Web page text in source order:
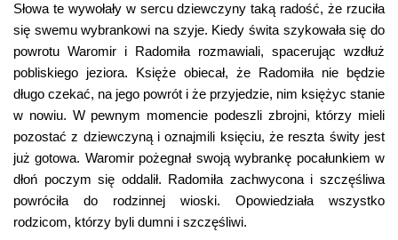
Słowa te wywołały w sercu dziewczyny taką radość, że rzuciła
się swemu wybrankowi na szyje. Kiedy świta szykowała się do
powrotu Waromir i Radomiła rozmawiali, spacerując wzdłuż
pobliskiego jeziora. Księże obiecał, że Radomiła nie będzie
długo czekać, na jego powrót i że przyjedzie, nim księżyc stanie
w nowiu. W pewnym momencie podeszli zbrojni, którzy mieli
pozostać z dziewczyną i oznajmili księciu, że reszta świty jest
już gotowa. Waromir pożegnał swoją wybrankę pocałunkiem w
dłoń poczym się oddalił. Radomiła zachwycona i szczęśliwa
powróciła do rodzinnej wioski. Opowiedziała wszystko
rodzicom, którzy byli dumni i szczęśliwi.